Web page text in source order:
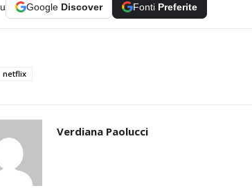
Google Discover Fonti Preferite
netflix
Verdiana Paolucci